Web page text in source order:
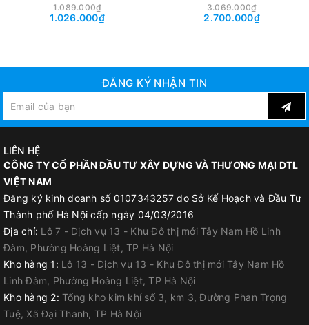
1.089.000₫
1.026.000₫
khuấy sơn 2 trục 1800W/
đánh vữa/ trộn bột bả/ trộn
3.069.000₫
2.700.000₫
ĐĂNG KÝ NHẬN TIN
LIÊN HỆ
CÔNG TY CỔ PHẦN ĐẦU TƯ XÂY DỰNG VÀ THƯƠNG MẠI DTL
VIỆT NAM
Đăng ký kinh doanh số 0107343257 do Sở Kế Hoạch và Đầu Tư
Thành phố Hà Nội cấp ngày 04/03/2016
Địa chỉ: Lô 7 - Dịch vụ 13 - Khu Đô thị mới Tây Nam Hồ Linh
Đàm, Phường Hoàng Liệt, TP Hà Nội
Kho hàng 1: Lô 13 - Dịch vụ 13 - Khu Đô thị mới Tây Nam Hồ
Linh Đàm, Phường Hoàng Liệt, TP Hà Nội
Kho hàng 2: Tổng kho kim khí số 3, km 3, Đường Phan Trọng
Tuệ, Xã Đại Thanh, TP Hà Nội